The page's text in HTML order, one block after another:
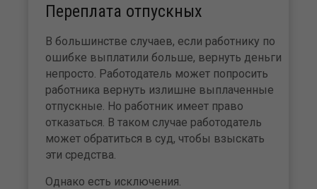
Переплата отпускных
В большинстве случаев, если работнику по
ошибке выплатили больше, вернуть деньги
непросто. Работодатель может попросить
работника вернуть излишне выплаченные
отпускные. Но работник имеет право
отказаться. В таком случае работодатель
может обратиться в суд, чтобы взыскать
эти средства.
Однако есть исключения.